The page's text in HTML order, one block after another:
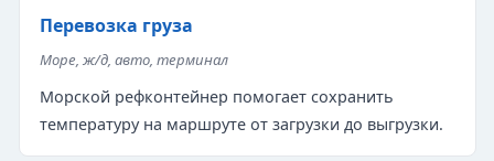
Перевозка груза
Море, ж/д, авто, терминал
Морской рефконтейнер помогает сохранить
температуру на маршруте от загрузки до выгрузки.